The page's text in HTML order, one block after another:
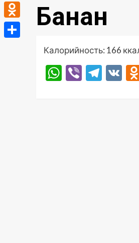
Банан
Калорийность: 166
WhatsApp
Viber
VK
Odnoklassniki
Отправить